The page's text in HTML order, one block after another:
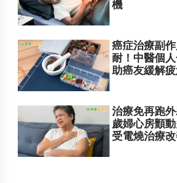
機
癌症治療副
耐！中醫個
助癌友緩解
治療免再跑
歲婦心房顫
受電燒治療